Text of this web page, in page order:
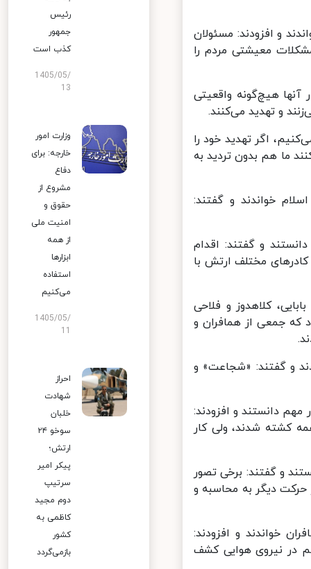
و افزودند: مسئولان
معیشتی مردم را
هیچ‌گونه واقعیتی
و تهدید می‌کنند.
اگر تهدید خود را
ما هم بدون تردید به
خواندند و گفتند:
و پرشکوه دانستند و گفتند: اقدام
مختلف ارتش با
کلاهدوز و فلاحی
که جمعی از همافران و
و ملت برشمردند و گفتند: «شجاعت» و
دانستند و افزودند:
کشته شدند، ولی کار
اقدام براساس محاسبه را ویژگی دیگر ۱۹ بهمن ۵۷ دانستند و گفتند: برخی تصور
دیگر به محاسبه و
خواندند و افزودند:
در نیروی هوایی کشف
رئیس
جمهور
کذب است
1405/05/
13
وزارت امور
خارجه: برای
دفاع
مشروع از
حقوق و
امنیت ملی
از همه
ابزارها
استفاده
می‌کنیم
1405/05/
احراز
شهادت
خلبان
سوخو ۲۴
ارتش؛
پیکر امیر
سرتیپ
دوم مجید
کاظمی به
کشور
بازمی‌گردد